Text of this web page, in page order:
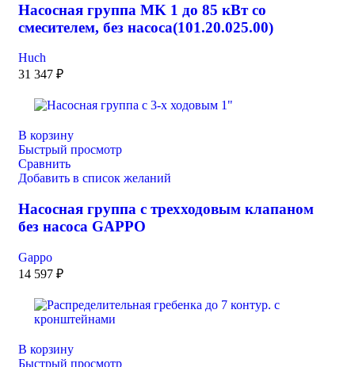
Насосная группа MK 1 до 85 кВт со
смесителем, без насоса(101.20.025.00)
Huch
31 347 ₽
В корзину
Быстрый просмотр
Сравнить
Добавить в список желаний
Насосная группа с трехходовым клапаном
без насоса GAPPO
Gappo
14 597 ₽
В корзину
Быстрый просмотр